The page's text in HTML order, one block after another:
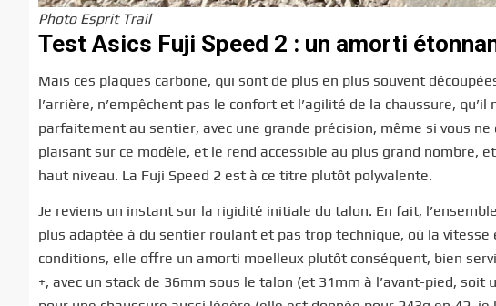
Photo Esprit Trail
Test Asics Fuji Speed 2 : un amorti
Mais ces plaques carbone, qui sont de plus en plus souvent
l’arrière, n’empêchent pas le confort et l’agilité de la chaussure,
parfaitement au sentier, avec une grande précision, même si vous ne
plaisant sur ce modèle, et le rend accessible au plus grand nombre,
haut niveau. La Fuji Speed 2 est à ce titre plutôt polyvalente.
Je reviens un instant sur la rigidité initiale du talon. En fait,
plus adaptée à du sentier roulant et pas trop technique, où la
conditions, elle offre un amorti moelleux plutôt conséquent, bien
+, avec un stack de 36mm sous le talon (et 31mm à l’avant-pied,